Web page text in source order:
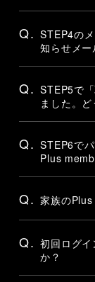
Q. STEP4の
知らせメー
Q. STEP5で
ました。
Q. STEP6で
Plus
Q. 家族の
Q. 初回ログ
か？